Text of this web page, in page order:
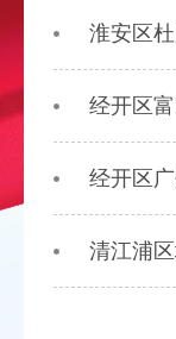
淮安区
经开区
经开区
清江浦